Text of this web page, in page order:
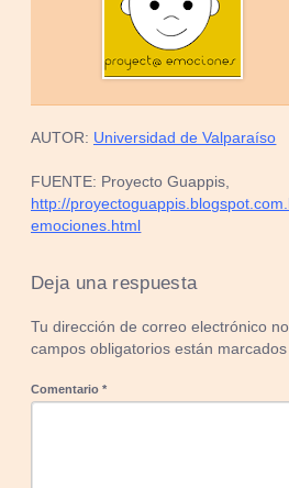
AUTOR: Universidad de Valparaíso
FUENTE: Proyecto Guappis,
http://
emociones.html
Deja una respuesta
Tu dirección de correo electrónico
campos obligatorios están
Comentario*